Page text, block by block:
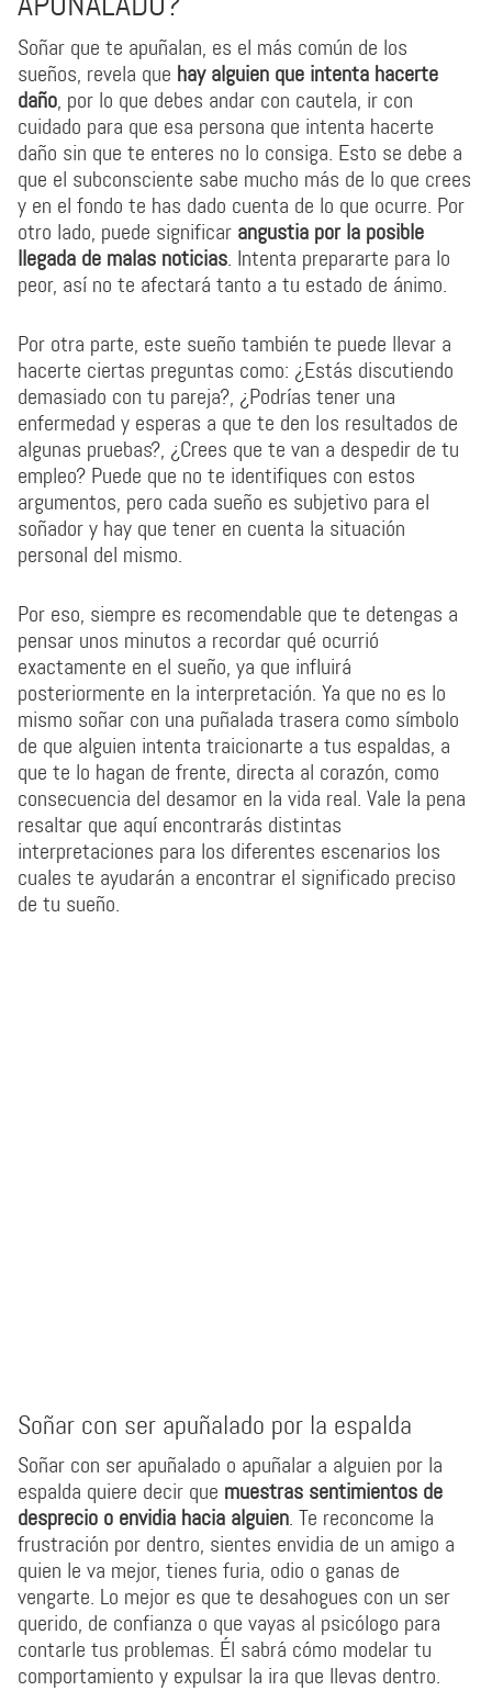
Soñar que te apuñalan, es el más común de los
sueños, revela que hay alguien que intenta hacerte
daño, por lo que debes andar con cautela, ir con
cuidado para que esa persona que intenta hacerte
daño sin que te enteres no lo consiga. Esto se debe a
que el subconsciente sabe mucho más de lo que crees
y en el fondo te has dado cuenta de lo que ocurre. Por
otro lado, puede significar angustia por la posible
llegada de malas noticias. Intenta prepararte para lo
peor, así no te afectará tanto a tu estado de ánimo.
Por otra parte, este sueño también te puede llevar a
hacerte ciertas preguntas como: ¿Estás discutiendo
demasiado con tu pareja?, ¿Podrías tener una
enfermedad y esperas a que te den los resultados de
algunas pruebas?, ¿Crees que te van a despedir de tu
empleo? Puede que no te identifiques con estos
argumentos, pero cada sueño es subjetivo para el
soñador y hay que tener en cuenta la situación
personal del mismo.
Por eso, siempre es recomendable que te detengas a
pensar unos minutos a recordar qué ocurrió
exactamente en el sueño, ya que influirá
posteriormente en la interpretación. Ya que no es lo
mismo soñar con una puñalada trasera como símbolo
de que alguien intenta traicionarte a tus espaldas, a
que te lo hagan de frente, directa al corazón, como
consecuencia del desamor en la vida real. Vale la pena
resaltar que aquí encontrarás distintas
interpretaciones para los diferentes escenarios los
cuales te ayudarán a encontrar el significado preciso
de tu sueño.
Soñar con ser apuñalado por la espalda
Soñar con ser apuñalado o apuñalar a alguien por la
espalda quiere decir que muestras sentimientos de
desprecio o envidia hacia alguien. Te reconcome la
frustración por dentro, sientes envidia de un amigo a
quien le va mejor, tienes furia, odio o ganas de
vengarte. Lo mejor es que te desahogues con un ser
querido, de confianza o que vayas al psicólogo para
contarle tus problemas. Él sabrá cómo modelar tu
comportamiento y expulsar la ira que llevas dentro.